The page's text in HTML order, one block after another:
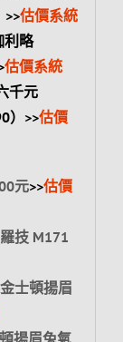
>>估價系統
利略
估價系統
千元
）>>估價
元>>估價
技 M171
金士頓揚眉
揚眉兔氣